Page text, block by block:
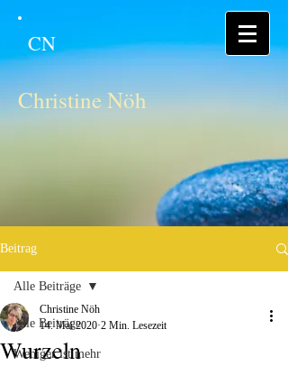
CN
Christine Nöh
Beitrag
Alle Beiträge
Weniger ist mehr
Alle Beiträge
Wurzeln
Christine Nöh
14. Mai 2020 2 Min. Lesezeit